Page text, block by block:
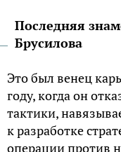
Последняя
Брусилова
Это был венец
году, когда он
тактики,
к разработке
операции против